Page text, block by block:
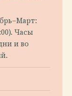
Часы
и во